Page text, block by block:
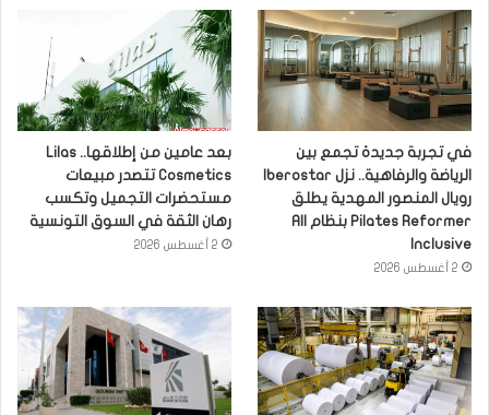
في تجربة جديدة تجمع بين
رويال المنصور المهدية يطلق
Pilates Reformer بنظام All
Inclusive
2 أغسطس 2026
بعد عامين من إطلاقها.. Lilas
Cosmetics تتصدر مبيعات
مستحضرات التجميل وتكسب
رهان الثقة في السوق التونسية
2 أغسطس 2026